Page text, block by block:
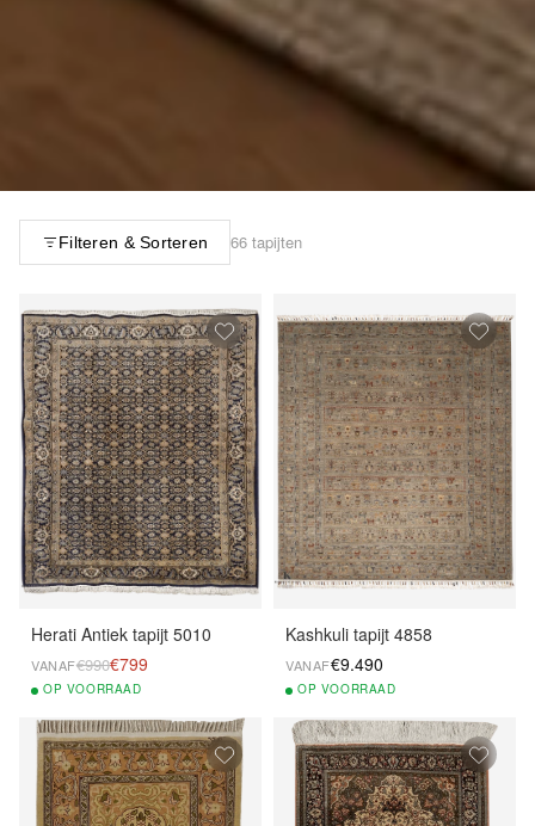
Filteren & Sorteren 66 tapijten
Herati Antiek tapijt 5010
VANAF€990€799
OP VOORRAAD
Kashkuli tapijt 4858
VANAF€9.490
OP VOORRAAD